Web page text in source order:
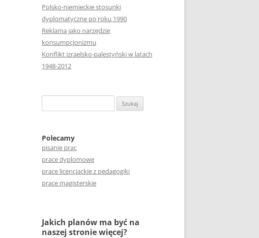
Polsko-niemieckie stosunki
dyplomatyczne po roku 1990
Reklama jako narzędzie
konsumpcjonizmu
Konflikt izraelsko-palestyński w latach
1948-2012
z
k
a
j
:
Polecamy
pisanie prac
prace dyplomowe
prace licencjackie z pedagogiki
prace magisterskie
Jakich planów ma być na
naszej stronie więcej?